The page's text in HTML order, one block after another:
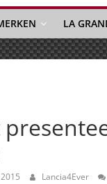
LA
Lancia4Ever